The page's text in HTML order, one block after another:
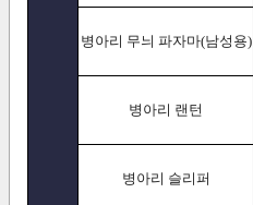
병아리 무늬 파자마(남성용)
병아리 랜턴
병아리 슬리퍼